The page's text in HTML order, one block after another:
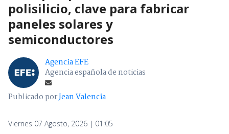
polisilicio, clave para fabricar
paneles solares y
semiconductores
Agencia EFE
Agencia española de noticias
Publicado porJean Valencia
Viernes 07 Agosto, 2026 | 01:05